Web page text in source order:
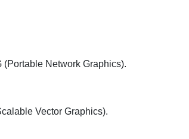
Network Graphics).
Vector Graphics).